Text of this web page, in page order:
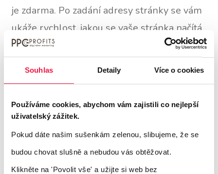
Souhlas Detaily Více o cookies
Používáme cookies, abychom vám zajistili co nejlepší
uživatelský zážitek.
Pokud dáte našim sušenkám zelenou, slibujeme, že se
budou chovat slušně a nebudou vás obtěžovat.
Klikněte na 'Povolit vše' a užijte si web bez
je zdarma. Po zadání adresy stránky se vám
ukáže rychlost, jakou se vaše stránka načítá.
Vaším cílem je, aby číslo bylo zelené. Pokud
znamená to, že vaše stránka nefunguje
napoví, co byste měli na vašem webu
upravit, aby se načítal rychleji.